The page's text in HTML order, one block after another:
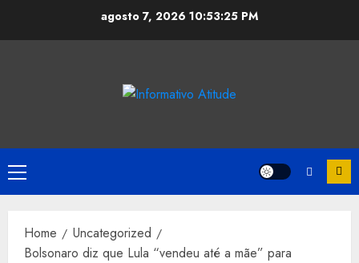
agosto 7, 2026 10:53:26 PM
Primary
Menu
Home
Uncategorized
Bolsonaro diz que Lula “vendeu até a mãe” para